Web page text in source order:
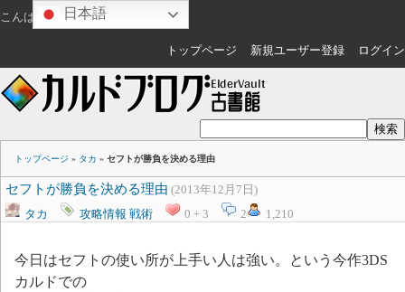
こんばんは ゲスト さん
トップページ 新規ユーザー登録 ログイン
トップページ » タカ » セフトが勝負を決める理由
セフトが勝負を決める理由 (2013年12月7日)
タカ
攻略情報 戦術 0 + 3 2 1,210
今日はセフトの使い所が上手い人は強い。という今作3DS
カルドでの
日本語